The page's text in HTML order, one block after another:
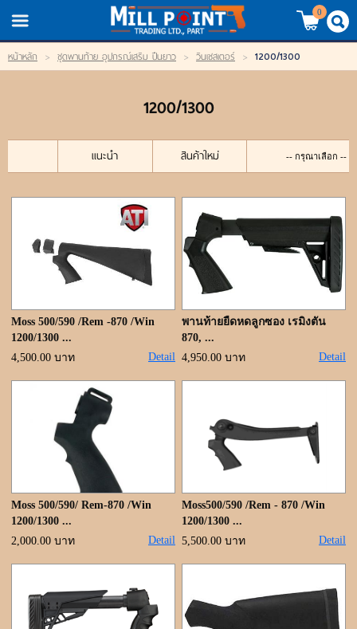
TH/EN
LOGIN REGISTER
My Wishlist
สินค้า
แบรนด์
สินค้าลดราคา
เข้าสู่ระบบ
ขั้นตอนการสั่งซื้อ
แจ้งชำระเงิน
ค้นหาสินค้า
0
หน้าหลัก > ชุดพานท้าย อุปกรณ์เสริม ปืนยาว > วินเชสเตอร์ > 1200/1300
1200/1300
แนะนำ สินค้าใหม่
Moss 500/590 /Rem -870 /Win
1200/1300 ...
4,500.00 บาท
Detail
พานท้ายยืดหดลูกซอง เรมิงตัน
870, ...
4,950.00 บาท
Detail
Moss 500/590/ Rem-870 /Win
1200/1300 ...
2,000.00 บาท
Detail
Moss500/590 /Rem - 870 /Win
1200/1300 ...
5,500.00 บาท
Detail